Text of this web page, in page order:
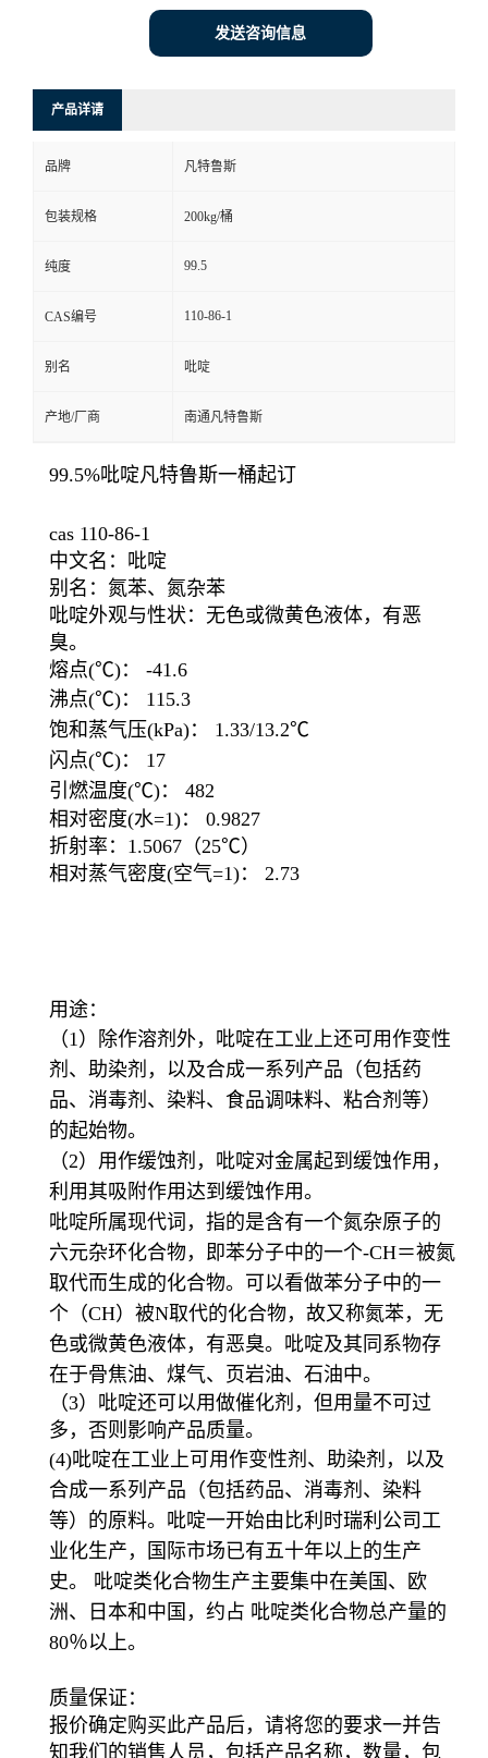
发送咨询信息
产品详请
品牌 凡特鲁斯
包装规格 200kg/桶
纯度 99.5
CAS编号 110-86-1
别名 吡啶
产地/厂商 南通凡特鲁斯
99.5%吡啶凡特鲁斯一桶起订
cas 110-86-1
中文名：吡啶
别名：氮苯、氮杂苯
吡啶外观与性状：无色或微黄色液体，有恶
臭。
熔点(℃)： -41.6
沸点(℃)： 115.3
饱和蒸气压(kPa)： 1.33/13.2℃
闪点(℃)： 17
引燃温度(℃)： 482
相对密度(水=1)： 0.9827
折射率：1.5067（25℃）
相对蒸气密度(空气=1)： 2.73
用途：
（1）除作溶剂外，吡啶在工业上还可用作变性
剂、助染剂，以及合成一系列产品（包括药
品、消毒剂、染料、食品调味料、粘合剂等）
的起始物。
（2）用作缓蚀剂，吡啶对金属起到缓蚀作用，
利用其吸附作用达到缓蚀作用。
吡啶所属现代词，指的是含有一个氮杂原子的
六元杂环化合物，即苯分子中的一个-CH＝被氮
取代而生成的化合物。可以看做苯分子中的一
个（CH）被N取代的化合物，故又称氮苯，无
色或微黄色液体，有恶臭。吡啶及其同系物存
在于骨焦油、煤气、页岩油、石油中。
（3）吡啶还可以用做催化剂，但用量不可过
多，否则影响产品质量。
(4)吡啶在工业上可用作变性剂、助染剂，以及
合成一系列产品（包括药品、消毒剂、染料
等）的原料。吡啶一开始由比利时瑞利公司工
业化生产，国际市场已有五十年以上的生产
史。 吡啶类化合物生产主要集中在美国、欧
洲、日本和中国，约占 吡啶类化合物总产量的
80％以上。
质量保证：
报价确定购买此产品后，请将您的要求一并告
知我们的销售人员，包括产品名称，数量，包